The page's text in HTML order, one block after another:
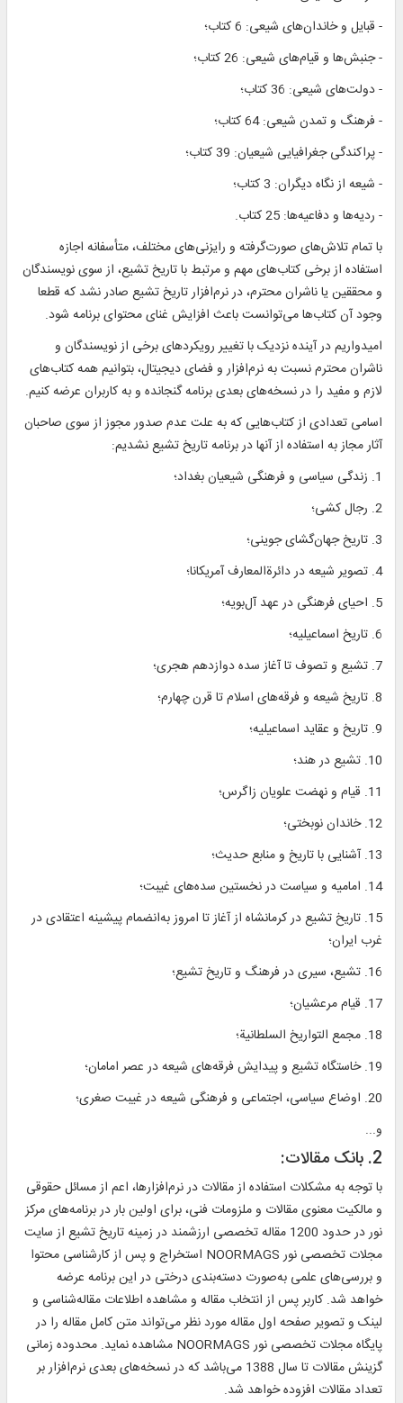
- قبایل و خاندان‌های شیعی: 6 کتاب؛
- جنبش‌ها و قیام‌های شیعی: 26 کتاب؛
- دولت‌های شیعی: 36 کتاب؛
- فرهنگ و تمدن شیعی: 64 کتاب؛
- پراکندگی جغرافیایی شیعیان: 39 کتاب؛
- شیعه از نگاه دیگران: 3 کتاب؛
- ردیه‌ها و دفاعیه‌ها: 25 کتاب.
با تمام تلاش‌های صورت‌گرفته و رایزنی‌های مختلف، متأسفانه اجازه
استفاده از برخی کتاب‌های مهم و مرتبط با تاریخ تشیع، از سوی نویسندگان
و محققین یا ناشران محترم، در نرم‌افزار تاریخ تشیع صادر نشد که قطعا
وجود آن کتاب‌ها می‌توانست باعث افزایش غنای محتوای برنامه ‌شود.
امیدواریم در آینده نزدیک با تغییر رویکردهای برخی از نویسندگان و
ناشران محترم نسبت به نرم‌افزار و فضای دیجیتال، بتوانیم همه کتاب‌های
لازم و مفید را در نسخه‌های بعدی برنامه گنجانده و به کاربران عرضه کنیم.
اسامی تعدادی از کتاب‌هایی که به علت عدم صدور مجوز از سوی صاحبان
آثار مجاز به استفاده از آنها در برنامه تاریخ تشیع نشدیم:
1. زندگی سیاسی و فرهنگی شیعیان بغداد؛
2. رجال کشی؛
3. تاریخ جهان‌گشای جوینی؛
4. تصویر شیعه در دائرةالمعارف آمریکانا؛
5. احیای فرهنگی در عهد آل‌بویه؛
6. تاریخ اسماعیلیه؛
7. تشیع و تصوف تا آغاز سده دوازدهم هجری؛
8. تاریخ شیعه و فرقه‌های اسلام تا قرن چهارم؛
9. تاریخ و عقاید اسماعیلیه؛
10. تشیع در هند؛
11. قیام و نهضت علویان زاگرس؛
12. خاندان نوبختی؛
13. آشنایی با تاریخ و منابع حدیث؛
14. امامیه و سیاست در نخستین سده‌های غیبت؛
15. تاریخ تشیع در کرمانشاه از آغاز تا امروز به‌انضمام پیشینه اعتقادی در
غرب ایران؛
16. تشیع، سیری در فرهنگ و تاریخ تشیع؛
17. قیام مرعشیان؛
18. مجمع التواریخ السلطانیة؛
19. خاستگاه تشیع و پیدایش فرقه‌های شیعه در عصر امامان؛
20. اوضاع سیاسی، اجتماعی و فرهنگی شیعه در غیبت صغری؛
و...
2. بانک مقالات:
با توجه به مشکلات استفاده از مقالات در نرم‌افزارها، اعم از مسائل حقوقی
و مالکیت معنوی مقالات و ملزومات فنی، برای اولین بار در برنامه‌های مرکز
نور در حدود 1200 مقاله تخصصی ارزشمند در زمینه تاریخ تشیع از سایت
مجلات تخصصی نور NOORMAGS استخراج و پس از کارشناسی محتوا
و بررسی‌های علمی به‌صورت دسته‌بندی درختی در این برنامه عرضه
خواهد شد. کاربر پس از انتخاب مقاله و مشاهده اطلاعات مقاله‌شناسی و
لینک و تصویر صفحه اول مقاله مورد نظر می‌تواند متن کامل مقاله را در
پایگاه مجلات تخصصی نور NOORMAGS مشاهده نماید. محدوده زمانی
گزینش مقالات تا سال 1388 می‌باشد که در نسخه‌های بعدی نرم‌افزار بر
تعداد مقالات افزوده خواهد شد.